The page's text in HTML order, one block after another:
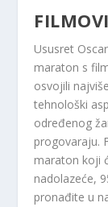
Ususret
maraton s
osvojili
tehnološki
određenog
progovaraju.
maraton koji
nadolazeće,
pronađite u